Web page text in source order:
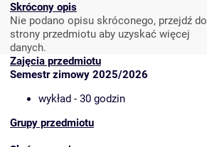
Skrócony opis
Nie podano opisu skróconego, przejdź do
strony przedmiotu aby uzyskać więcej
danych.
Zajęcia przedmiotu
Semestr zimowy 2025/2026
wykład - 30 godzin
Grupy przedmiotu